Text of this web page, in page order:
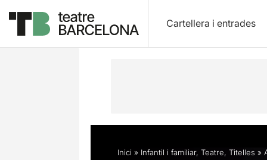
Cartellera i entrades
Descripció Fitxa artística Fotos i
Inici » Infantil i familiar, Teatre, Titelles »